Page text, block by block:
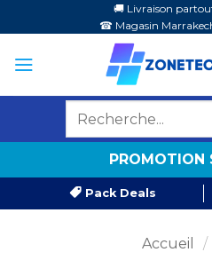
au
contenu
🚚 Livraison
☎ Magasin
PROMOTION
Pack Deals
Accueil /